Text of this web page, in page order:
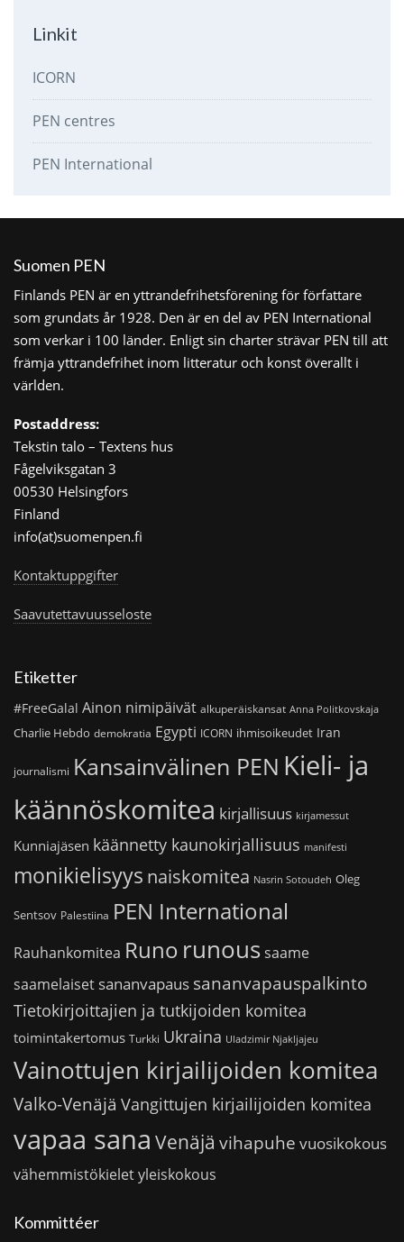
Linkit
ICORN
PEN centres
PEN International
Suomen PEN
Finlands PEN är en yttrandefrihetsförening för författare
som grundats år 1928. Den är en del av PEN International
som verkar i 100 länder. Enligt sin charter strävar PEN till att
främja yttrandefrihet inom litteratur och konst överallt i
världen.
Postaddress:
Tekstin talo – Textens hus
Fågelviksgatan 3
00530 Helsingfors
Finland
info(at)suomenpen.fi
Kontaktuppgifter
Saavutettavuusseloste
Etiketter
#FreeGalal Ainon nimipäivät alkuperäiskansat Anna Politkovskaja
Charlie Hebdo demokratia Egypti ICORN ihmisoikeudet Iran
journalismi Kansainvälinen PEN Kieli- ja
käännöskomitea kirjallisuus kirjamessut
Kunniajäsen käännetty kaunokirjallisuus manifesti
monikielisyys naiskomitea Nasrin Sotoudeh Oleg
Sentsov Palestiina PEN International
Rauhankomitea Runo runoussaame
saamelaiset sananvapaus sananvapauspalkinto
Tietokirjoittajien ja tutkijoiden komitea
toimintakertomus Turkki Ukraina Uladzimir Njakljajeu
Vainottujen kirjailijoiden komitea
Valko-Venäjä Vangittujen kirjailijoiden komitea
vapaa sana Venäjä vihapuhe vuosikokous
vähemmistökieletyleiskokous
Kommittéer